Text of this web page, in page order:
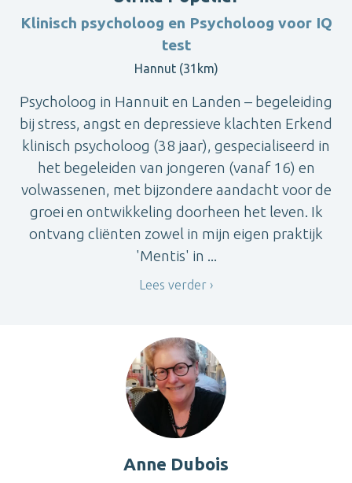
Klinisch psycholoog en Psycholoog voor IQ
test
Hannut (31km)
Psycholoog in Hannuit en Landen – begeleiding
bij stress, angst en depressieve klachten Erkend
klinisch psycholoog (38 jaar), gespecialiseerd in
het begeleiden van jongeren (vanaf 16) en
volwassenen, met bijzondere aandacht voor de
groei en ontwikkeling doorheen het leven. Ik
ontvang cliënten zowel in mijn eigen praktijk
'Mentis' in ...
Lees verder
Anne Dubois